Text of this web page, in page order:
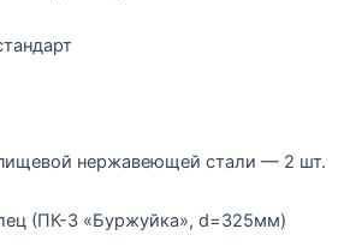
нержавеющей стали — 2 шт.
(ПК-3 «Буржуйка», d=325мм)